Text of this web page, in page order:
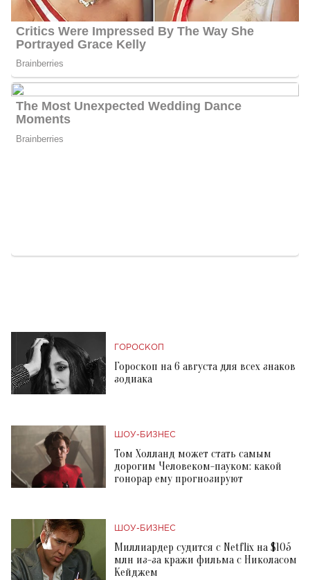
ГОРОСКОП
Гороскоп на 6 августа для всех знаков
зодиака
ШОУ-БИЗНЕС
Том Холланд может стать самым
дорогим Человеком-пауком: какой
гонорар ему прогнозируют
ШОУ-БИЗНЕС
Миллиардер судится с Netflix на $105
млн из-за кражи фильма с Николасом
Кейджем